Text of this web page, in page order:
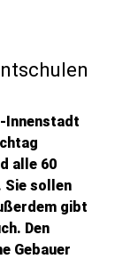
Innenstadt
alle 60
Sie sollen
gibt
Den
Gebauer